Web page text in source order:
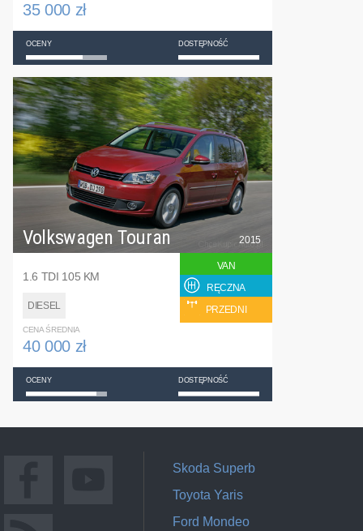
35 000 zł
OCENY DOSTĘPNOŚĆ
Volkswagen Touran
1.6 TDI 105 KM
DIESEL
2015
VAN
RĘCZNA
PRZEDNI
CENA ŚREDNIA
40 000 zł
OCENY DOSTĘPNOŚĆ
Skoda Superb
Toyota Yaris
Ford Mondeo